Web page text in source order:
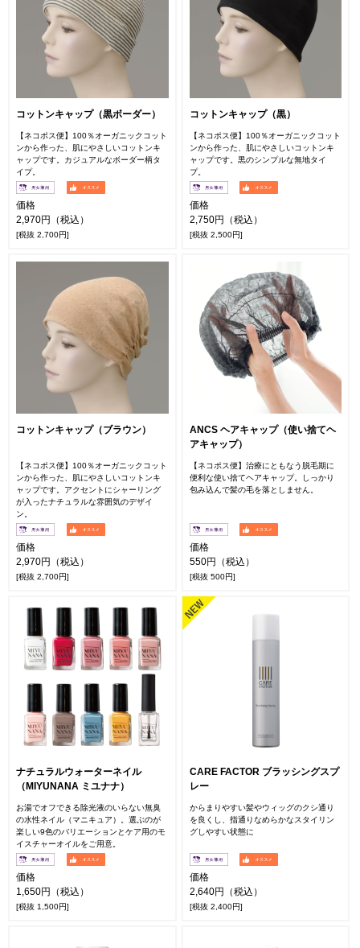
コットンキャップ（黒ボーダー）
【ネコポス便】100％オーガニックコット
ンから作った、肌にやさしいコットンキ
ャップです。カジュアルなボーダー柄タ
イプ。
価格
2,970円（税込）
[税抜 2,700円]
コットンキャップ（黒）
【ネコポス便】100％オーガニックコット
ンから作った、肌にやさしいコットンキ
ャップです。黒のシンプルな無地タイ
プ。
価格
2,750円（税込）
[税抜 2,500円]
コットンキャップ（ブラウン）
【ネコポス便】100％オーガニックコット
ンから作った、肌にやさしいコットンキ
ャップです。アクセントにシャーリング
が入ったナチュラルな雰囲気のデザイ
ン。
価格
2,970円（税込）
[税抜 2,700円]
ANCS ヘアキャップ（使い捨てヘ
アキャップ）
【ネコポス便】治療にともなう脱毛期に
便利な使い捨てヘアキャップ。しっかり
包み込んで髪の毛を落としません。
価格
550円（税込）
[税抜 500円]
ナチュラルウォーターネイル
（MIYUNANA ミユナナ）
お湯でオフできる除光液のいらない無臭
の水性ネイル（マニキュア）。選ぶのが
楽しい9色のバリエーションとケア用のモ
イスチャーオイルをご用意。
価格
1,650円（税込）
[税抜 1,500円]
CARE FACTOR ブラッシングスプ
レー
からまりやすい髪やウィッグのクシ通り
を良くし、指通りなめらかなスタイリン
グしやすい状態に
価格
2,640円（税込）
[税抜 2,400円]